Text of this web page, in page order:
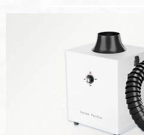
水冷
≤20KHz
380V/220V